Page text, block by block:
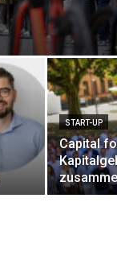
START-UP
Capital